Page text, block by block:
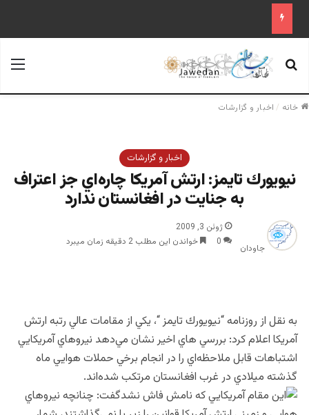
جستجو برای
خانه / اخبار و گزارشات
اخبار و گزارشات
نيويورك تايمز: ارتش آمريكا چاره‌اي جز اعتراف
به جنايت در افغانستان ندارد
جاودان
ژوئن 3, 2009
0
خواندن این مطلب 2 دقیقه زمان میبرد
به نقل از روزنامه “نيويورك تايمز “، يكي از مقامات عالي رتبه ارتش
آمريكا اعلام كرد: بررسي هاي اخير نشان مي‌دهد نيروهاي آمريكايي
اشتباهات قابل ملاحظه‌اي را در انجام برخي حملات هوايي ماه
گذشته ميلادي در غرب افغانستان مرتكب شده‌اند.
اين مقام آمريكايي كه نامش فاش نشدگفت: چنانچه نيروهاي